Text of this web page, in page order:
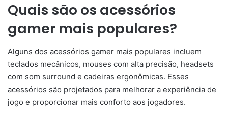
Quais são os acessórios
gamer mais populares?
Alguns dos acessórios gamer mais populares incluem
teclados mecânicos, mouses com alta precisão, headsets
com som surround e cadeiras ergonômicas. Esses
acessórios são projetados para melhorar a experiência de
jogo e proporcionar mais conforto aos jogadores.